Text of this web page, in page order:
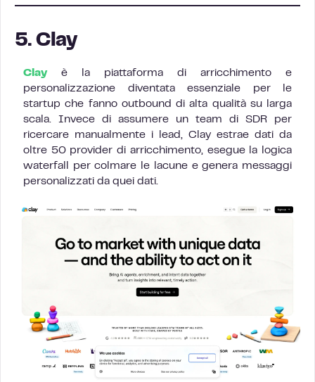
5. Clay
Clayè la piattaforma di arricchimento e
personalizzazione diventata essenziale per le
startup che fanno outbound di alta qualità su larga
scala. Invece di assumere un team di SDR per
ricercare manualmente i lead, Clay estrae dati da
oltre 50 provider di arricchimento, esegue la logica
waterfall per colmare le lacune e genera messaggi
personalizzati da quei dati.